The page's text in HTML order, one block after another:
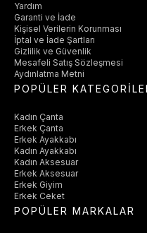
Yardım
Garanti ve İade
Kişisel Verilerin Korunması
İptal ve İade Şartları
Gizlilik ve Güvenlik
Mesafeli Satış Sözleşmesi
Aydınlatma Metni
POPÜLER
Kadın Çanta
Erkek Çanta
Erkek Ayakkabı
Kadın Ayakkabı
Kadın Aksesuar
Erkek Aksesuar
Erkek Giyim
Erkek Ceket
POPÜLER MARKALAR